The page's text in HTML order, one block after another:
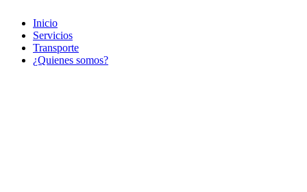
contenido
Inicio
Servicios
Transporte
¿Quienes somos?